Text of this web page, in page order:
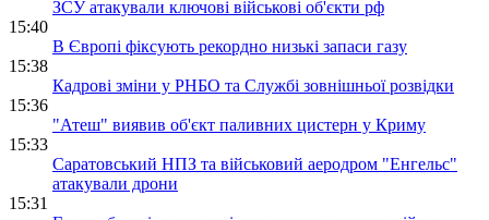
ЗСУ атакували ключові військові об'єкти рф
15:40
В Європі фіксують рекордно низькі запаси газу
15:38
Кадрові зміни у РНБО та Службі зовнішньої розвідки
15:36
"Атеш" виявив об'єкт паливних цистерн у Криму
15:33
Саратовський НПЗ та військовий аеродром "Енгельс"
атакували дрони
15:31